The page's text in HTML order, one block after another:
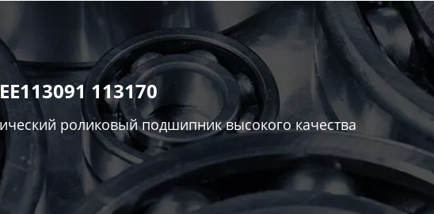
113170
роликовый подшипник высокого качества